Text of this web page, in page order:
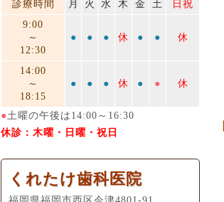
診療時間 月 火 水 木 金 土
日祝
9:00
～
12:30
● ● ● 休 ● ● 休
14:00
～
18:15
● ● ● 休 ● ● 休
●土曜の午後は14:00～16:30
休診：木曜・日曜・祝日
くれたけ歯科医院